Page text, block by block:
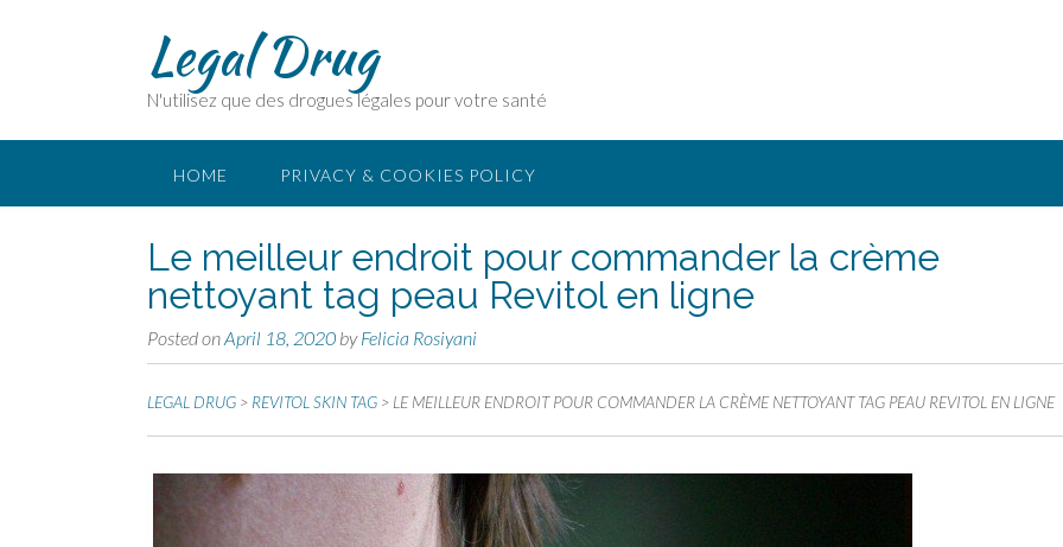
Legal Drug
N'utilisez que des drogues légales pour votre santé
HOME PRIVACY & COOKIES POLICY
Le meilleur endroit pour commander la crème
nettoyant tag peau Revitol en ligne
Posted onApril 18, 2020 byFelicia Rosiyani
LEGAL DRUG > REVITOL SKIN TAG > LE MEILLEUR ENDROIT POUR COMMANDER LA CRÈME NETTOYANT TAG PEAU REVITOL EN LIGNE